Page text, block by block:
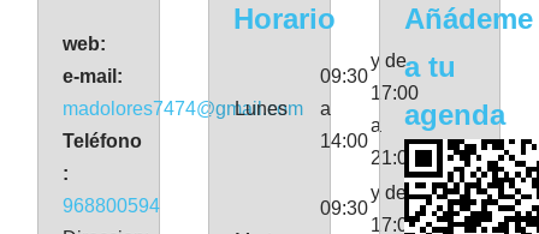
web:
e-mail:
madolores7474@gmail.com
Teléfono
:
968800594
Horario
Lunes
09:30
a
14:00
y de
17:00
a
21:00
09:30
y de
17:00
Añádeme
a tu
agenda